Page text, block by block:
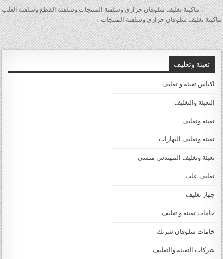
تصفّح المقالات
← ماكينة تغليف سلوفان حراري وسلفنة المنتجات وسلفنة القطع وسلفنة العلب
ماكينة تغليف سلوفان حراري وسلفنة المنتجات →
تعبئة وتغليف
اكياس تعبئة و تغليف
التعبئة والتغليف
تعبئة وتغليف
تعبئة وتغليف البهارات
تعبئة وتغليف المهندس منسى
تغليف علب
جهاز تغليف
خامات تعبئة و تغليف
خامات سلوفان شرنك
شركات التعبئة والتغليف